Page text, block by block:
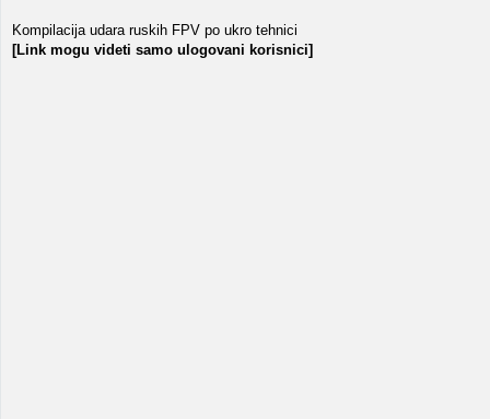
Kompilacija udara ruskih FPV po ukro tehnici
[Link mogu videti samo ulogovani korisnici]